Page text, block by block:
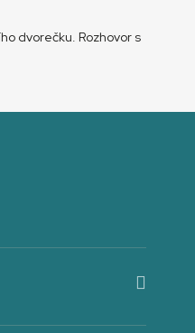
dvorečku. Rozhovor s